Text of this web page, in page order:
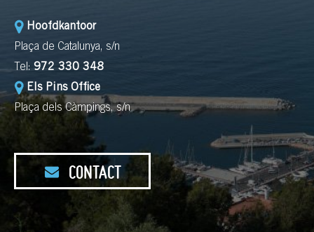
Hoofdkantoor
Plaça de Catalunya, s/n
Tel: 972 330 348
Els Pins Office
Plaça dels Càmpings, s/n
CONTACT